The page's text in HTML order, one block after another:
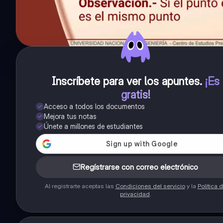
Inscríbete para ver los apuntes. ¡Es
gratis!
Acceso a todos los documentos
Mejora tus notas
Únete a millones de estudiantes
Regístrarse con correo electrónico
Al registrarte aceptas las Condiciones del servicioy la Política
privacidad.